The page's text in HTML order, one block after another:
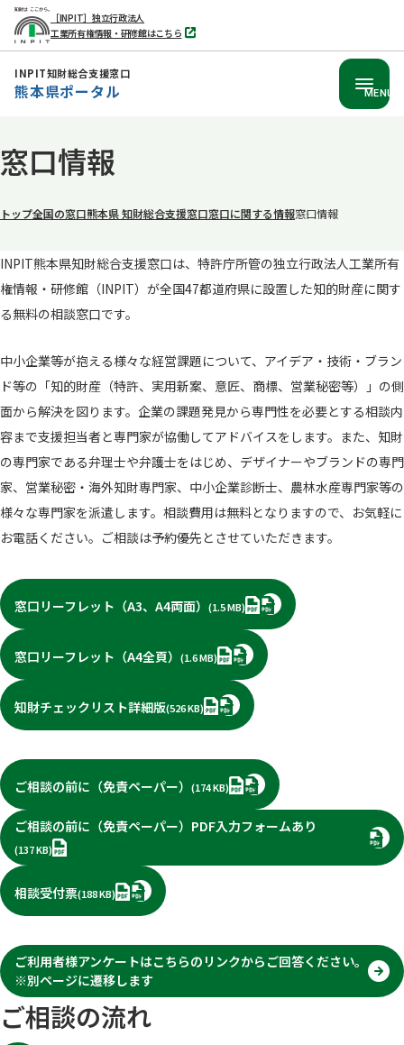
文
へ
［INPIT］独立行政法人
工業所有権情報・研修館はこちら
別
タ
INPIT知財総合支援窓口
熊本県ポータル MENU
窓口情報
トップ全国の窓口熊本県 知財総合支援窓口窓口に関する情報窓口情報
INPIT熊本県知財総合支援窓口は、特許庁所管の独立行政法人工業所有
権情報・研修館（INPIT）が全国47都道府県に設置した知的財産に関す
る無料の相談窓口です。
中小企業等が抱える様々な経営課題について、アイデア・技術・ブラン
ド等の「知的財産（特許、実用新案、意匠、商標、営業秘密等）」の側
面から解決を図ります。企業の課題発見から専門性を必要とする相談内
容まで支援担当者と専門家が協働してアドバイスをします。また、知財
の専門家である弁理士や弁護士をはじめ、デザイナーやブランドの専門
家、営業秘密・海外知財専門家、中小企業診断士、農林水産専門家等の
様々な専門家を派遣します。相談費用は無料となりますので、お気軽に
お電話ください。ご相談は予約優先とさせていただきます。
窓口リーフレット（A3、A4両面） (1.5 MB) PDF
窓口リーフレット（A4全頁） (1.6 MB) PDF
知財チェックリスト詳細版(526 KB) PDF
ご相談の前に（免責ペーパー） (174 KB) PDF
ご相談の前に（免責ペーパー）PDF入力フォームあり
(137 KB)
PDF
相談受付票(188 KB) PDF
ご利用者様アンケートはこちらのリンクからご回答ください。
※別ページに遷移します
別
タ
ご相談の流れ